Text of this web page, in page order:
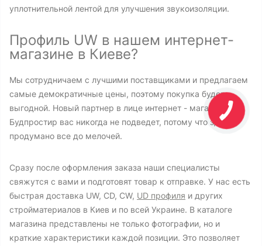
уплотнительной лентой для улучшения звукоизоляции.
Профиль UW в нашем интернет-
магазине в Киеве?
Мы сотрудничаем с лучшими поставщиками и предлагаем
самые демократичные цены, поэтому покупка будет
выгодной. Новый партнер в лице интернет - магазина
Будпростир вас никогда не подведет, потому что здесь
продумано все до мелочей.
Сразу после оформления заказа наши специалисты
свяжутся с вами и подготовят товар к отправке. У нас есть
быстрая доставка UW, CD, CW, UD профиля и других
стройматериалов в Киев и по всей Украине. В каталоге
магазина представлены не только фотографии, но и
краткие характеристики каждой позиции. Это позволяет